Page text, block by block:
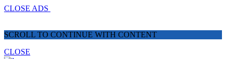
CLOSE ADS
SCROLL TO CONTINUE WITH CONTENT
CLOSE